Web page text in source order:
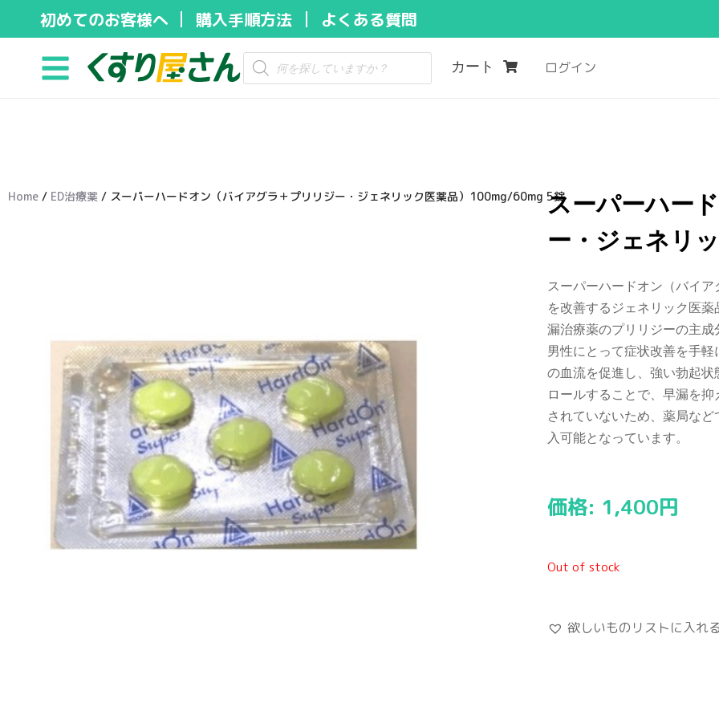
キ
初めてのお客様へ 購入手順方法 よくある質問
カート ログイン
Home / ED治療薬 / スーパーハードオン（バイアグラ＋プリリジー・ジェネリック医薬品）100mg/60mg 5錠スーパーハー
ー・ジェネリッ
スーパーハードオン（バイ
を改善するジェネリック医
漏治療薬のプリリジーの主
男性にとって症状改善を手
の血流を促進し、強い勃起
ロールすることで、早漏を
されていないため、薬局な
入可能となっています。
価格: 1,400円
Out of stock
欲しいものリストに入れ